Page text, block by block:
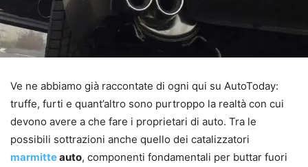
Ve ne abbiamo già raccontate di ogni qui su AutoToday:
truffe, furti e quant’altro sono purtroppo la realtà con cui
devono avere a che fare i proprietari di auto. Tra le
possibili sottrazioni anche quello dei catalizzatori
marmitteauto, componenti fondamentali per buttar fuori